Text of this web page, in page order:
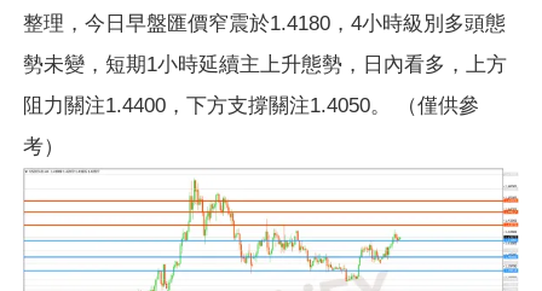
整理，今日早盤匯價窄震於1.4180，4小時級別多頭態
勢未變，短期1小時延續主上升態勢，日內看多，上方
阻力關注1.4400，下方支撐關注1.4050。 （僅供參
考）